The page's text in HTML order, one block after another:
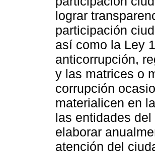
lograr
participación
así como la Ley
anticorrupción,
y las matrices o
corrupción
materialicen en
las entidades
elaborar
atención del